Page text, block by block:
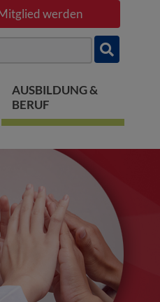
werden
AUSBILDUNG &
BERUF